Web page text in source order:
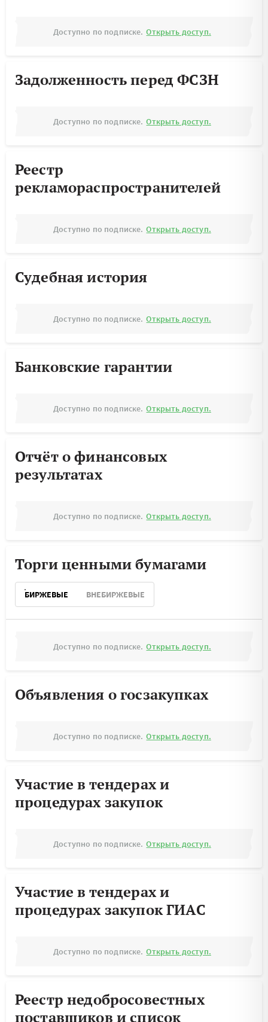
Доступно по подписке. Открыть доступ.
Задолженность перед ФСЗН
Доступно по подписке. Открыть доступ.
Реестр
рекламораспространителей
Доступно по подписке. Открыть доступ.
Судебная история
Доступно по подписке. Открыть доступ.
Банковские гарантии
Доступно по подписке. Открыть доступ.
Отчёт о финансовых
результатах
Доступно по подписке. Открыть доступ.
Торги ценными бумагами
БИРЖЕВЫЕ ВНЕБИРЖЕВЫЕ
Доступно по подписке. Открыть доступ.
Объявления о госзакупках
Доступно по подписке. Открыть доступ.
Участие в тендерах и
процедурах закупок
Доступно по подписке. Открыть доступ.
Участие в тендерах и
процедурах закупок ГИАС
Доступно по подписке. Открыть доступ.
Реестр недобросовестных
поставщиков и список